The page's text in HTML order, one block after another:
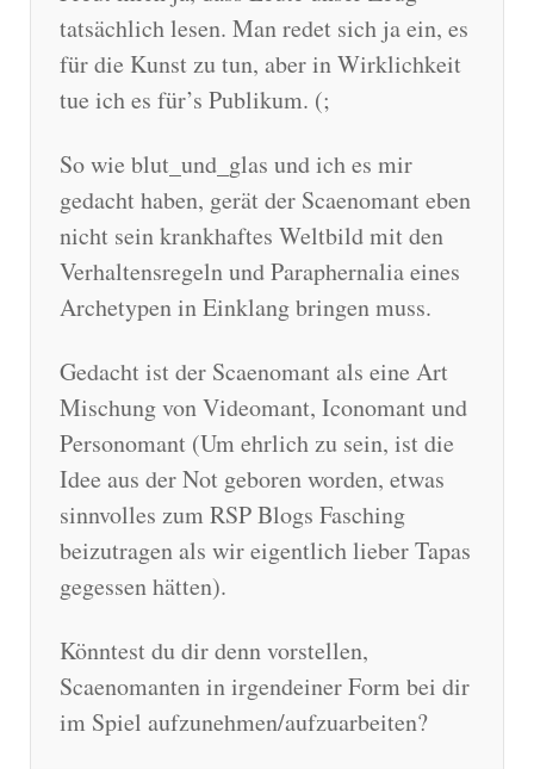
tatsächlich lesen. Man redet sich ja ein, es
für die Kunst zu tun, aber in Wirklichkeit
tue ich es für’s Publikum. (;
So wie blut_und_glas und ich es mir
gedacht haben, gerät der Scaenomant eben
nicht sein krankhaftes Weltbild mit den
Verhaltensregeln und Paraphernalia eines
Archetypen in Einklang bringen muss.
Gedacht ist der Scaenomant als eine Art
Mischung von Videomant, Iconomant und
Personomant (Um ehrlich zu sein, ist die
Idee aus der Not geboren worden, etwas
sinnvolles zum RSP Blogs Fasching
beizutragen als wir eigentlich lieber Tapas
gegessen hätten).
Könntest du dir denn vorstellen,
Scaenomanten in irgendeiner Form bei dir
im Spiel aufzunehmen/aufzuarbeiten?